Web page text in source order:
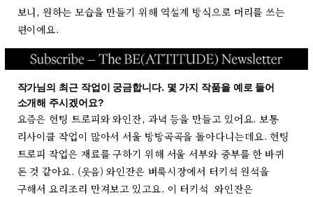
보니, 원하는 모습을 만들기 위해 역설계 방식으로 머리를 쓰는
편이에요.
작가님의 최근 작업이 궁금합니다. 몇 가지 작품을 예로 들어
소개해 주시겠어요?
요즘은 헌팅 트로피와 와인잔, 과녁 등을 만들고 있어요. 보통
리사이클 작업이 많아서 서울 방방곡곡을 돌아다니는데요. 헌팅
트로피 작업은 재료를 구하기 위해 서울 서부와 중부를 한 바퀴
돈 것 같아요. (웃음) 와인잔은 벼룩시장에서 터키석 원석을
구해서 요리조리 만져보고 있고요. 이 터키석 와인잔은